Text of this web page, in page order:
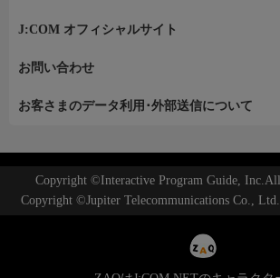
J:COM オフィシャルサイト
お問い合わせ
お客さまのデータ利用･外部送信について
Copyright ©Interactive Program Guide, Inc.All
Copyright ©Jupiter Telecommunications Co.,